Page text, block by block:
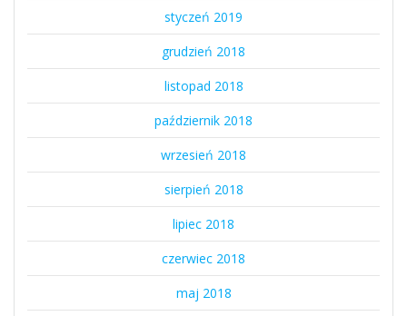
styczeń 2019
grudzień 2018
listopad 2018
październik 2018
wrzesień 2018
sierpień 2018
lipiec 2018
czerwiec 2018
maj 2018